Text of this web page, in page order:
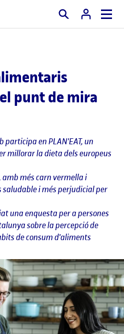
Cercar
punt de mira
participa en PLAN'EAT, un
millorar la dieta dels europeus
més carn vermella i
i més perjudicial per
una enquesta per a persones
sobre la percepció de
de consum d'aliments